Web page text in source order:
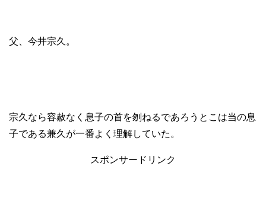
父、今井宗久。
宗久なら容赦なく息子の首を刎ねるであろうとこは当の息
子である兼久が一番よく理解していた。
スポンサードリンク